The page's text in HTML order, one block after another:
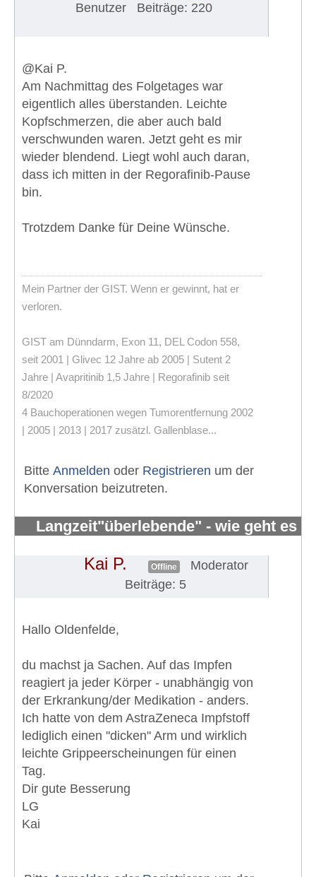
Benutzer Beiträge: 220
@Kai P.
Am Nachmittag des Folgetages war
eigentlich alles überstanden. Leichte
Kopfschmerzen, die aber auch bald
verschwunden waren. Jetzt geht es mir
wieder blendend. Liegt wohl auch daran,
dass ich mitten in der Regorafinib-Pause
bin.
Trotzdem Danke für Deine Wünsche.
Mein Partner der GIST. Wenn er gewinnt, hat er
verloren.
GIST am Dünndarm, Exon 11, DEL Codon 558,
seit 2001 | Glivec 12 Jahre ab 2005 | Sutent 2
Jahre | Avapritinib 1,5 Jahre | Regorafinib seit
8/2020
4 Bauchoperationen wegen Tumorentfernung 2002
| 2005 | 2013 | 2017 zusätzl. Gallenblase...
Bitte Anmelden oder Registrieren um der
Konversation beizutreten.
Langzeit"überlebende" - wie geht es
Kai P. Offline
Moderator
Beiträge: 5
Hallo Oldenfelde,
du machst ja Sachen. Auf das Impfen
reagiert ja jeder Körper - unabhängig von
der Erkrankung/der Medikation - anders.
Ich hatte von dem AstraZeneca Impfstoff
lediglich einen "dicken" Arm und wirklich
leichte Grippeerscheinungen für einen
Tag.
Dir gute Besserung
LG
Kai